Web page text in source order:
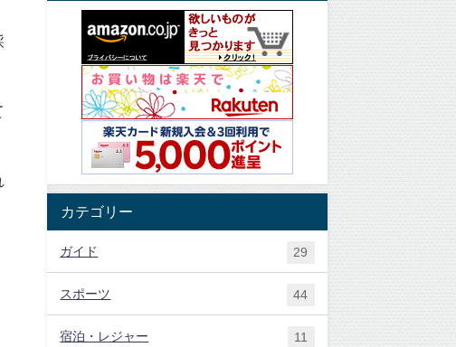
カテゴリー
ガイド 29
スポーツ 44
宿泊・レジャー 11